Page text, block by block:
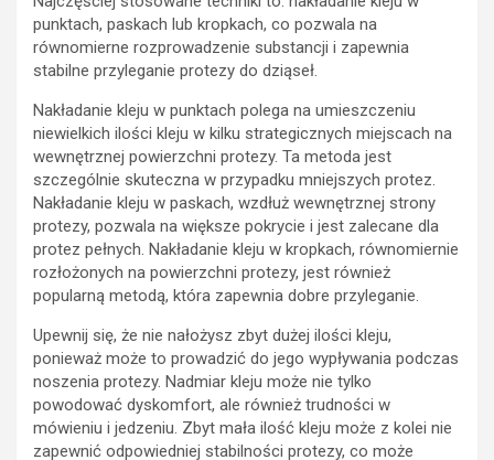
punktach, paskach lub kropkach, co pozwala na
równomierne rozprowadzenie substancji i zapewnia
stabilne przyleganie protezy do dziąseł.
Nakładanie kleju w punktach polega na umieszczeniu
niewielkich ilości kleju w kilku strategicznych miejscach na
wewnętrznej powierzchni protezy. Ta metoda jest
szczególnie skuteczna w przypadku mniejszych protez.
Nakładanie kleju w paskach, wzdłuż wewnętrznej strony
protezy, pozwala na większe pokrycie i jest zalecane dla
protez pełnych. Nakładanie kleju w kropkach, równomiernie
rozłożonych na powierzchni protezy, jest również
popularną metodą, która zapewnia dobre przyleganie.
Upewnij się, że nie nałożysz zbyt dużej ilości kleju,
ponieważ może to prowadzić do jego wypływania podczas
noszenia protezy. Nadmiar kleju może nie tylko
powodować dyskomfort, ale również trudności w
mówieniu i jedzeniu. Zbyt mała ilość kleju może z kolei nie
zapewnić odpowiedniej stabilności protezy, co może